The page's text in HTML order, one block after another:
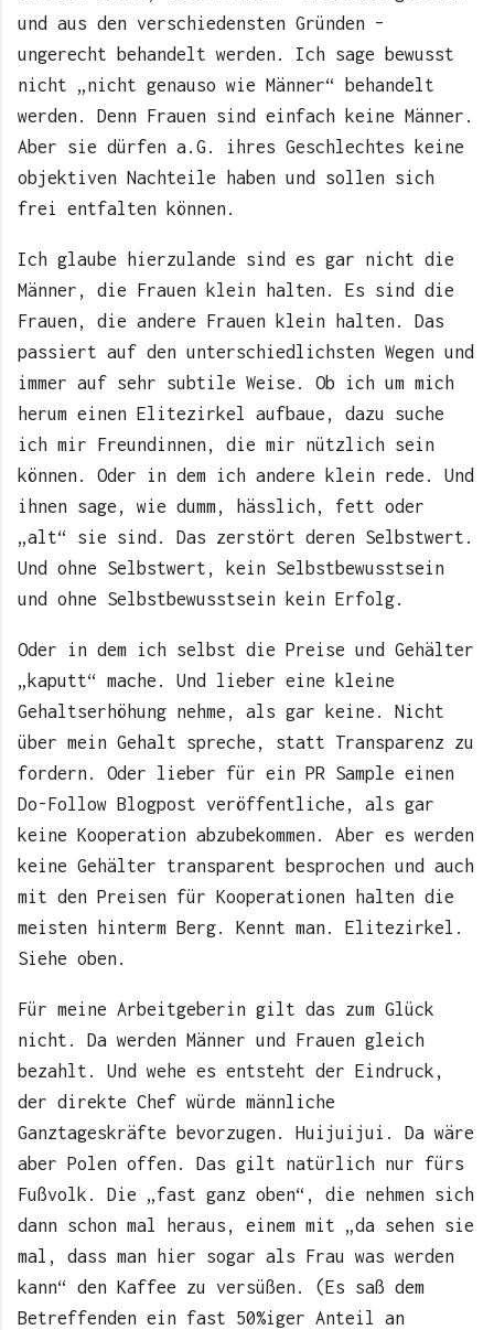
und aus den verschiedensten Gründen –
ungerecht behandelt werden. Ich sage bewusst
nicht „nicht genauso wie Männer“ behandelt
werden. Denn Frauen sind einfach keine Männer.
Aber sie dürfen a.G. ihres Geschlechtes keine
objektiven Nachteile haben und sollen sich
frei entfalten können.
Ich glaube hierzulande sind es gar nicht die
Männer, die Frauen klein halten. Es sind die
Frauen, die andere Frauen klein halten. Das
passiert auf den unterschiedlichsten Wegen und
immer auf sehr subtile Weise. Ob ich um mich
herum einen Elitezirkel aufbaue, dazu suche
ich mir Freundinnen, die mir nützlich sein
können. Oder in dem ich andere klein rede. Und
ihnen sage, wie dumm, hässlich, fett oder
„alt“ sie sind. Das zerstört deren Selbstwert.
Und ohne Selbstwert, kein Selbstbewusstsein
und ohne Selbstbewusstsein kein Erfolg.
Oder in dem ich selbst die Preise und Gehälter
„kaputt“ mache. Und lieber eine kleine
Gehaltserhöhung nehme, als gar keine. Nicht
über mein Gehalt spreche, statt Transparenz zu
fordern. Oder lieber für ein PR Sample einen
Do-Follow Blogpost veröffentliche, als gar
keine Kooperation abzubekommen. Aber es werden
keine Gehälter transparent besprochen und auch
mit den Preisen für Kooperationen halten die
meisten hinterm Berg. Kennt man. Elitezirkel.
Siehe oben.
Für meine Arbeitgeberin gilt das zum Glück
nicht. Da werden Männer und Frauen gleich
bezahlt. Und wehe es entsteht der Eindruck,
der direkte Chef würde männliche
Ganztageskräfte bevorzugen. Huijuijui. Da wäre
aber Polen offen. Das gilt natürlich nur fürs
Fußvolk. Die „fast ganz oben“, die nehmen sich
dann schon mal heraus, einem mit „da sehen sie
mal, dass man hier sogar als Frau was werden
kann“ den Kaffee zu versüßen. (Es saß dem
Betreffenden ein fast 50%iger Anteil an